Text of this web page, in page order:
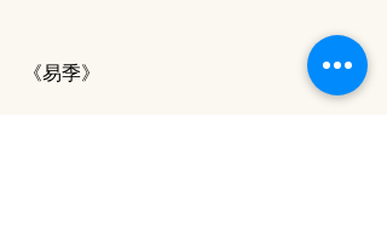
《易季》